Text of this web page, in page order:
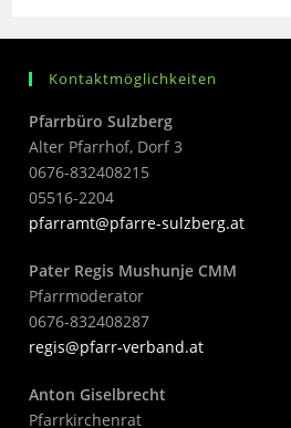
Kontaktmöglichkeiten
Pfarrbüro Sulzberg
Alter Pfarrhof, Dorf 3
0676-832408215
05516-2204
pfarramt@pfarre-sulzberg.at
Pater Regis Mushunje CMM
Pfarrmoderator
0676-832408287
regis@pfarr-verband.at
Anton Giselbrecht
Pfarrkirchenrat